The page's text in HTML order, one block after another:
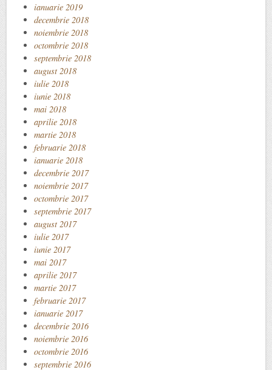
ianuarie 2019
decembrie 2018
noiembrie 2018
octombrie 2018
septembrie 2018
august 2018
iulie 2018
iunie 2018
mai 2018
aprilie 2018
martie 2018
februarie 2018
ianuarie 2018
decembrie 2017
noiembrie 2017
octombrie 2017
septembrie 2017
august 2017
iulie 2017
iunie 2017
mai 2017
aprilie 2017
martie 2017
februarie 2017
ianuarie 2017
decembrie 2016
noiembrie 2016
octombrie 2016
septembrie 2016